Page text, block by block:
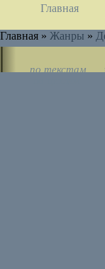
Главная
Главная » Жанры »
по текстам